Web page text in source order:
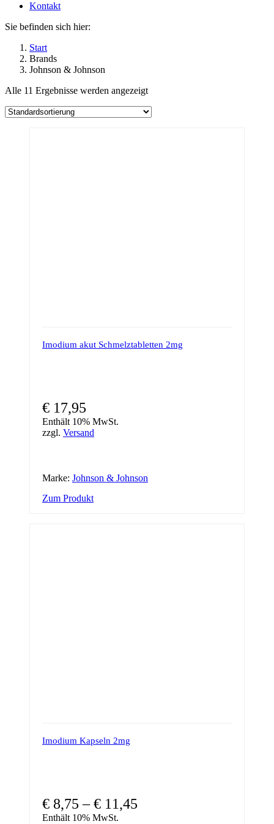
Kontakt
Sie befinden sich hier:
Start
Brands
Johnson & Johnson
Alle 11 Ergebnisse werden angezeigt
Imodium akut Schmelztabletten 2mg
€ 17,95
Enthält 10% MwSt.
zzgl. Versand
Marke: Johnson & Johnson
Zum Produkt
Imodium Kapseln 2mg
€ 8,75 –€ 11,45
Enthält 10% MwSt.